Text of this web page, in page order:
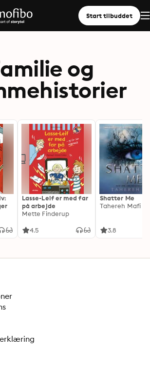
Start tilbuddet
og
Lasse-Leif er med far
på arbejde
Mette Finderup
4.5
Shatter Me
Tahereh Mafi
3.8